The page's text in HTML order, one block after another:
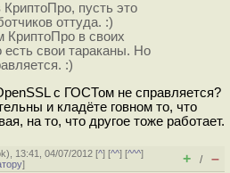
пусть это
оттуда. :)
в своих
есть свои тараканы. Но
:)
с ГОСТом не справляется?
и кладёте говном то, что
на то, что другое тоже работает.
), 13:41, 04/07/2012 [^] [^^] [^^^]
] + / –